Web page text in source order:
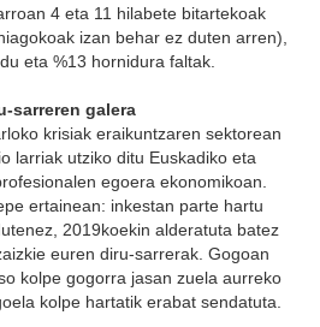
4 eta 11 hilabete bitartekoak
izan behar ez duten arren),
eta %13 hornidura faltak.
sarreren galera
krisiak eraikuntzaren sektorean
larriak utziko ditu Euskadiko eta
egoera ekonomikoan.
ertainean: inkestan parte hartu
2019koekin alderatuta batez
euren diru-sarrerak. Gogoan
kolpe gogorra jasan zuela aurreko
kolpe hartatik erabat sendatuta.